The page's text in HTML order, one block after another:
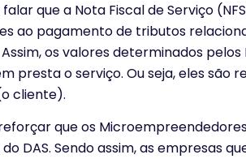
que a Nota Fiscal de Serviço
ao pagamento de tributos
os valores determinados
presta o serviço. Ou seja, eles
cliente).
que os Microempreendedores
DAS. Sendo assim, as empresas